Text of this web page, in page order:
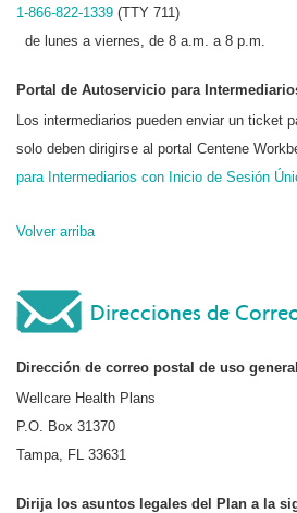
1-866-822-1339 (TTY 711)
de lunes a viernes, de 8 a.m. a 8 p.m.
Portal de Autoservicio para
Los intermediarios pueden enviar un ticket
solo deben dirigirse al portal Centene
para Intermediarios con Inicio de Sesión
Volver arriba
Direcciones de
Dirección de correo postal de uso general
Wellcare Health Plans
P.O. Box 31370
Tampa, FL 33631
Dirija los asuntos legales del Plan a la